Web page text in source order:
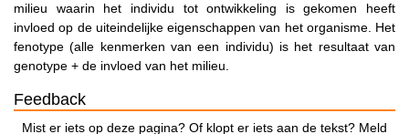
milieu waarin het individu tot ontwikkeling is gekomen heeft
invloed op de uiteindelijke eigenschappen van het organisme. Het
fenotype (alle kenmerken van een individu) is het resultaat van
genotype + de invloed van het milieu.
Feedback
Mist er iets op deze pagina? Of klopt er iets aan de tekst? Meld